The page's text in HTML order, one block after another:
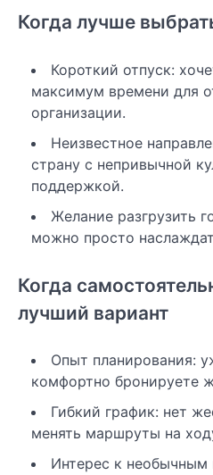
Когда лучше
Короткий отпуск:
максимум времени для
организации.
Неизвестное
страну с непривычной
поддержкой.
Желание разгрузить
можно просто
Когда
лучший вариант
Опыт планирования:
комфортно бронируете
Гибкий график: нет
менять маршруты на
Интерес к